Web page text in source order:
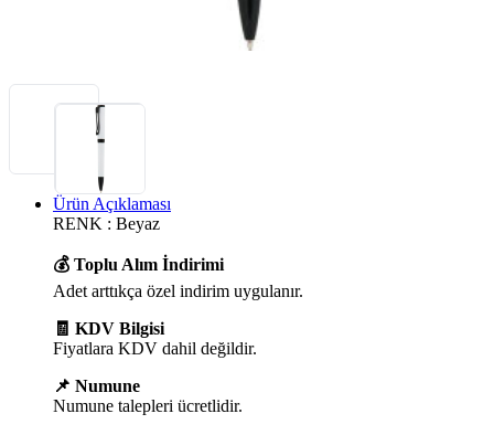
Ürün Açıklaması
RENK : Beyaz
💰 Toplu Alım İndirimi
Adet arttıkça özel indirim uygulanır.
🧾 KDV Bilgisi
Fiyatlara KDV dahil değildir.
📌 Numune
Numune talepleri ücretlidir.